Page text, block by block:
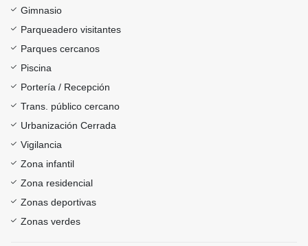
Gimnasio
Parqueadero visitantes
Parques cercanos
Piscina
Portería / Recepción
Trans. público cercano
Urbanización Cerrada
Vigilancia
Zona infantil
Zona residencial
Zonas deportivas
Zonas verdes